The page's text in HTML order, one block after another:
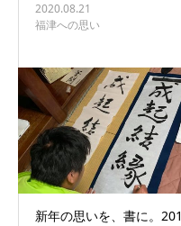
2020.08.21
福津への思い
新年の思いを、書に。201